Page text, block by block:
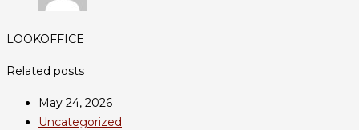
LOOKOFFICE
Related posts
May 24, 2026
Uncategorized